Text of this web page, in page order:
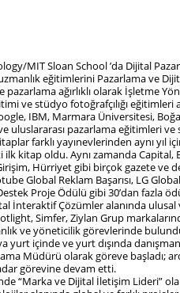
MIT Sloan School ’da Dijital
eğitimlerini Pazarlama ve
ağırlıklı olarak İşletme
ve stüdyo fotoğrafçılığı eğitimleri
IBM, Marmara Üniversitesi,
pazarlama eğitimleri ve
farklı yayınevlerinden aynı yıl
ilk kitap oldu. Aynı zamanda
Hürriyet gibi birçok gazete ve
Global Reklam Başarısı, LG
Proje Ödülü gibi 30’dan fazla
İnteraktif Çözümler alanında
Simfer, Ziylan Grup
ve yöneticilik görevlerinde
içinde ve yurt dışında
Müdürü olarak göreve başladı;
görevine devam etti.
“Marka ve Dijital İletişim Lideri”